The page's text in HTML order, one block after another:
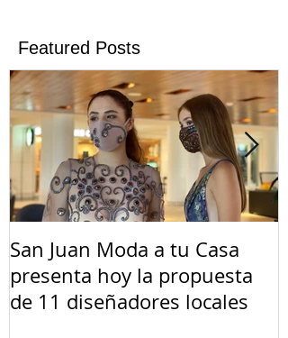
Featured Posts
San Juan Moda a tu Casa
presenta hoy la propuesta
de 11 diseñadores locales